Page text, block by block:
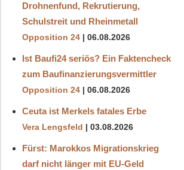
Drohnenfund, Rekrutierung,
Schulstreit und Rheinmetall
Opposition 24 06.08.2026
Ist Baufi24 seriös? Ein Faktencheck
zum Baufinanzierungsvermittler
Opposition 24 06.08.2026
Ceuta ist Merkels fatales Erbe
Vera Lengsfeld 03.08.2026
Fürst: Marokkos Migrationskrieg
darf nicht länger mit EU-Geld